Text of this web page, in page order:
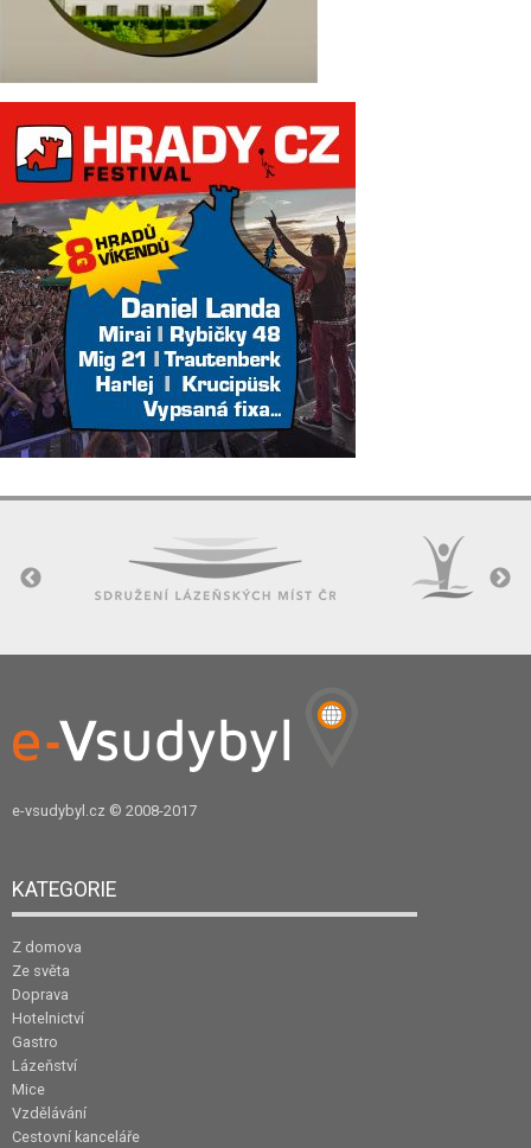
e-vsudybyl.cz © 2008-2017
KATEGORIE
Z domova
Ze světa
Doprava
Hotelnictví
Gastro
Lázeňství
Mice
Vzdělávání
Cestovní kanceláře